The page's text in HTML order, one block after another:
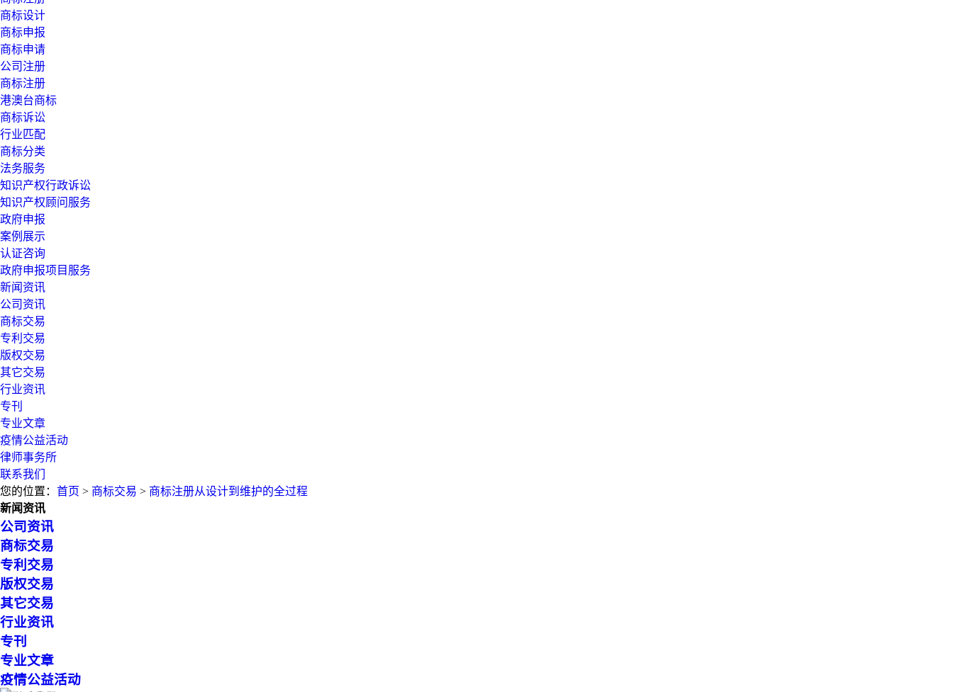
商标设计
商标申报
商标申请
公司注册
商标注册
港澳台商标
商标诉讼
行业匹配
商标分类
法务服务
知识产权行政诉讼
知识产权顾问服务
政府申报
案例展示
认证咨询
政府申报项目服务
新闻资讯
公司资讯
商标交易
专利交易
版权交易
其它交易
行业资讯
专刊
专业文章
疫情公益活动
律师事务所
联系我们
您的位置： 首页 > 商标交易 > 商标注册从设计到维护的全过程
新闻资讯
公司资讯
商标交易
专利交易
版权交易
其它交易
行业资讯
专刊
专业文章
疫情公益活动